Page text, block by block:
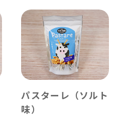
パスターレ（ソルト
味）